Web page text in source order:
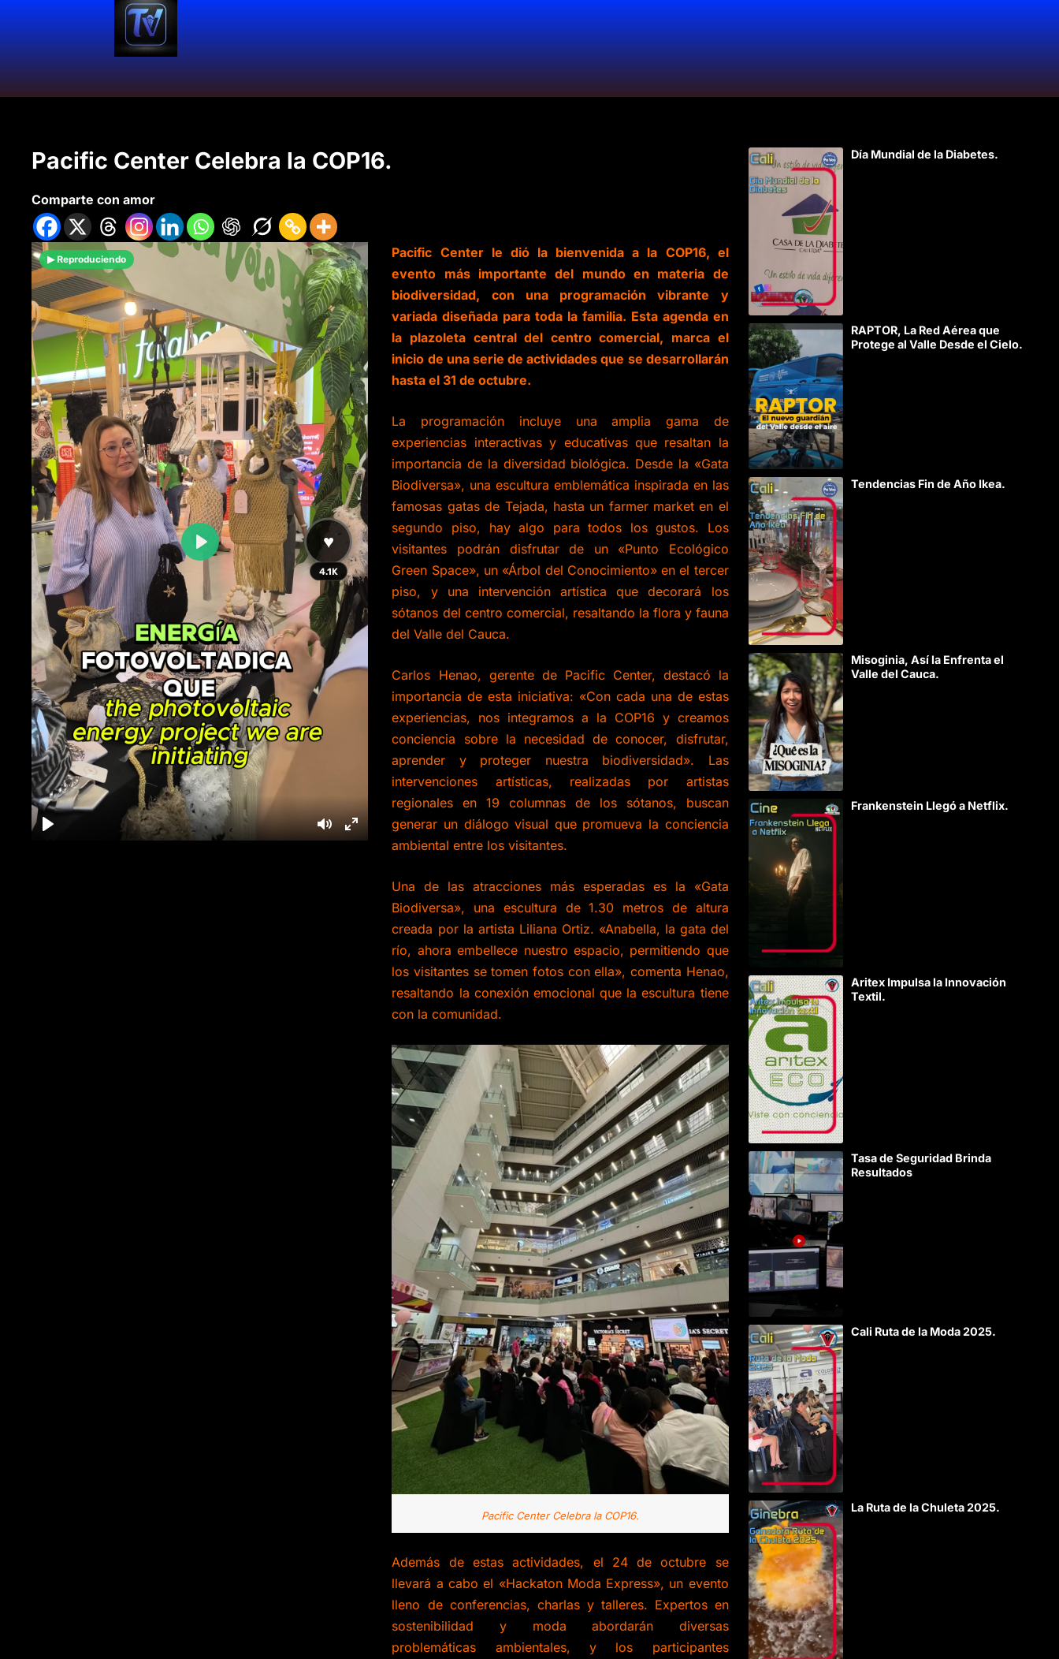
Pacific Center Celebra la COP16.
Comparte con amor
Pacific Center le dió la bienvenida a la COP16, el
evento más importante del mundo en materia de
biodiversidad, con una programación vibrante y
variada diseñada para toda la familia. Esta agenda en
la plazoleta central del centro comercial, marca el
inicio de una serie de actividades que se desarrollarán
hasta el 31 de octubre.
La programación incluye una amplia gama de
experiencias interactivas y educativas que resaltan la
importancia de la diversidad biológica. Desde la «Gata
Biodiversa», una escultura emblemática inspirada en las
famosas gatas de Tejada, hasta un farmer market en el
segundo piso, hay algo para todos los gustos. Los
visitantes podrán disfrutar de un «Punto Ecológico
Green Space», un «Árbol del Conocimiento» en el tercer
piso, y una intervención artística que decorará los
sótanos del centro comercial, resaltando la flora y fauna
del Valle del Cauca.
Carlos Henao, gerente de Pacific Center, destacó la
importancia de esta iniciativa: «Con cada una de estas
experiencias, nos integramos a la COP16 y creamos
conciencia sobre la necesidad de conocer, disfrutar,
aprender y proteger nuestra biodiversidad». Las
intervenciones artísticas, realizadas por artistas
regionales en 19 columnas de los sótanos, buscan
generar un diálogo visual que promueva la conciencia
ambiental entre los visitantes.
Una de las atracciones más esperadas es la «Gata
Biodiversa», una escultura de 1.30 metros de altura
creada por la artista Liliana Ortiz. «Anabella, la gata del
río, ahora embellece nuestro espacio, permitiendo que
los visitantes se tomen fotos con ella», comenta Henao,
resaltando la conexión emocional que la escultura tiene
con la comunidad.
Pacific Center Celebra la COP16.
Además de estas actividades, el 24 de octubre se
llevará a cabo el «Hackaton Moda Express», un evento
lleno de conferencias, charlas y talleres. Expertos en
sostenibilidad y moda abordarán diversas
problemáticas ambientales, y los participantes
Día Mundial de la Diabetes.
RAPTOR, La Red Aérea que
Protege al Valle Desde el Cielo.
Tendencias Fin de Año Ikea.
Misoginia, Así la Enfrenta el
Valle del Cauca.
Frankenstein Llegó a Netflix.
Aritex Impulsa la Innovación
Textil.
Tasa de Seguridad Brinda
Resultados
Cali Ruta de la Moda 2025.
La Ruta de la Chuleta 2025.